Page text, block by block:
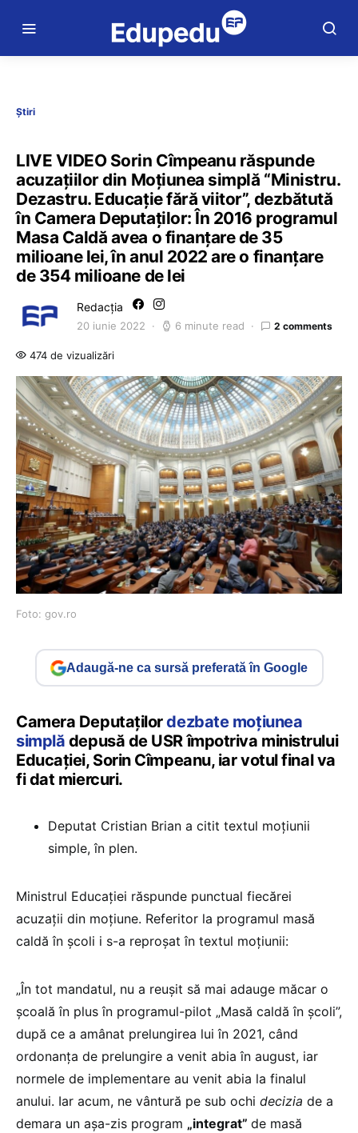
Știri
LIVE VIDEO Sorin Cîmpeanu răspunde
acuzațiilor din Moțiunea simplă “Ministru.
Dezastru. Educaţie fără viitor”, dezbătută
în Camera Deputaților: În 2016 programul
Masa Caldă avea o finanțare de 35
milioane lei, în anul 2022 are o finanțare
de 354 milioane de lei
Redacția
20 iunie 2022 6 minute read 2 comments
474 de vizualizări
Foto: gov.ro
Adaugă-ne ca sursă preferată în Google
Camera Deputaţilordezbate moţiunea
simplă depusă de USR împotriva ministrului
Educaţiei, Sorin Cîmpeanu, iar votul final va
fi dat miercuri.
Deputat Cristian Brian a citit textul moțiunii
simple, în plen.
Ministrul Educației răspunde punctual fiecărei
acuzații din moțiune. Referitor la programul masă
caldă în școli i s-a reproșat în textul moțiunii:
„În tot mandatul, nu a reușit să mai adauge măcar o
școală în plus în programul-pilot „Masă caldă în școli”,
după ce a amânat prelungirea lui în 2021, când
ordonanța de prelungire a venit abia în august, iar
normele de implementare au venit abia la finalul
anului. Iar acum, ne vântură pe sub ochi decizia de a
demara un așa-zis program „integrat” de masă